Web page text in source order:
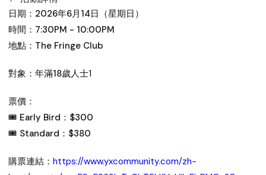
日期：2026年6月14日（星期日）
時間：7:30PM - 10:00PM
地點：The Fringe Club
對象：年滿18歲人士1
票價：
🎟 Early Bird：$300
🎟 Standard：$380
購票連結： https://www.yxcommunity.com/zh-